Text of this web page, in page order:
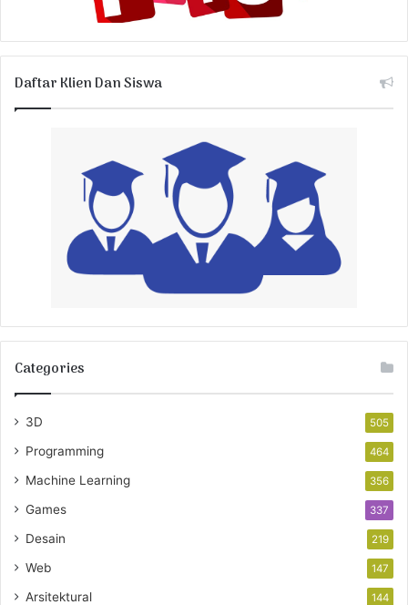
Daftar Klien Dan Siswa
Categories
3D 505
Programming 464
Machine Learning 356
Games 337
Desain 219
Web 147
Arsitektural 144